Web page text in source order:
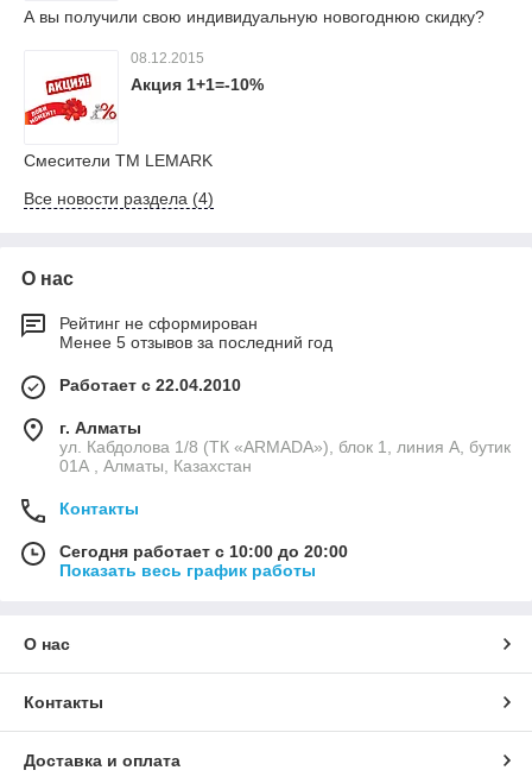
А вы получили свою индивидуальную новогоднюю скидку?
08.12.2015
Акция 1+1=-10%
Смесители TM LEMARK
Все новости раздела (4)
О нас
Рейтинг не сформирован
Менее 5 отзывов за последний год
Работает с 22.04.2010
г. Алматы
ул. Кабдолова 1/8 (ТК «ARMADA»), блок 1, линия А, бутик
01А , Алматы, Казахстан
Контакты
Сегодня работает с 10:00 до 20:00
Показать весь график работы
О нас
Контакты
Доставка и оплата